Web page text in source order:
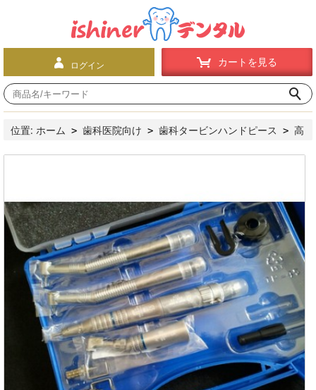
ログイン カートを見る
位置: ホーム > 歯科医院向け > 歯科タービンハンドピース > 高